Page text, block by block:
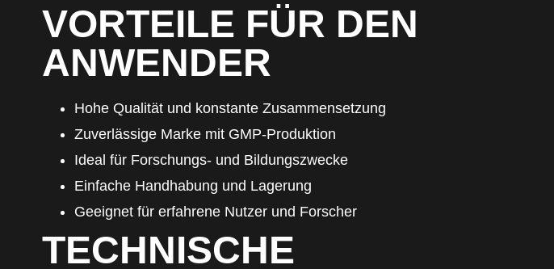
VORTEILE FÜR DEN
ANWENDER
Hohe Qualität und konstante Zusammensetzung
Zuverlässige Marke mit GMP-Produktion
Ideal für Forschungs- und Bildungszwecke
Einfache Handhabung und Lagerung
Geeignet für erfahrene Nutzer und Forscher
TECHNISCHE